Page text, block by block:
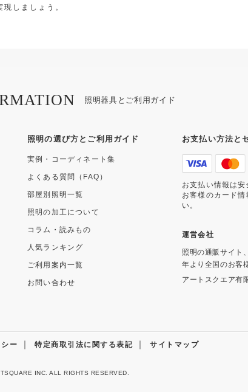
現しましょう。
照明器具とご利用ガイド
照明の選び方とご利用ガイド
実例・コーディネート集
よくある質問（FAQ）
部屋別照明一覧
照明の加工について
コラム・読みもの
人気ランキング
ご利用案内一覧
お問い合わせ
お支払い方法と
お支払い情報は
お客様のカード
い。
運営会社
照明の通販サイト
年より全国のお客
アートスクエア
ー ｜ 特定商取引法に関する表記 ｜ サイトマップ
INC. ALL RIGHTS RESERVED.